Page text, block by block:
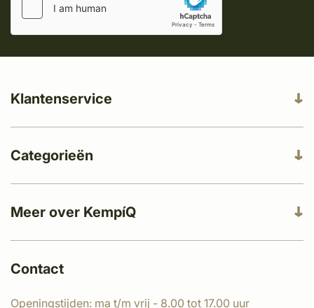
Meer over KempíQ
Klantenservice
Categorieën
Contact
Openingstijden: ma t/m vrij - 8.00 tot 17.00 uur